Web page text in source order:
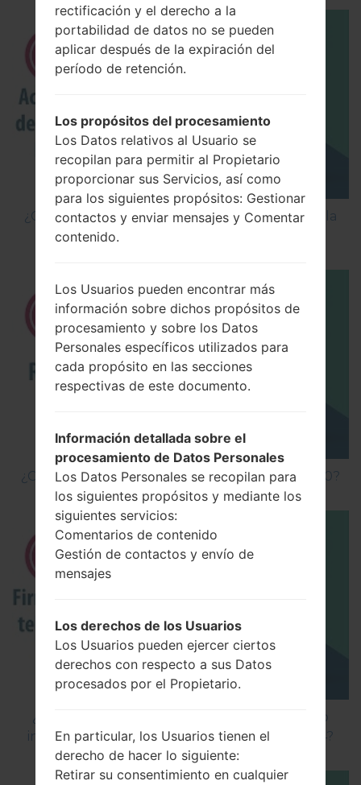
¿Cómo Activar las Opciones de Desarrollador y la
Depuración USB en LG?
¿Cómo hacer Reinicio Completo en LG F60 D390?
¿Cómo instalar Firmware Oficial en el teléfono
inteligente de LG mediante LG Flash Tool 2014?
rectificación y el derecho a la
portabilidad de datos no se pueden
aplicar después de la expiración del
período de retención.
Los propósitos del procesamiento
Los Datos relativos al Usuario se
recopilan para permitir al Propietario
proporcionar sus Servicios, así como
para los siguientes propósitos: Gestionar
contactos y enviar mensajes y Comentar
contenido.
Los Usuarios pueden encontrar más
información sobre dichos propósitos de
procesamiento y sobre los Datos
Personales específicos utilizados para
cada propósito en las secciones
respectivas de este documento.
Información detallada sobre el
procesamiento de Datos Personales
Los Datos Personales se recopilan para
los siguientes propósitos y mediante los
siguientes servicios:
Comentarios de contenido
Gestión de contactos y envío de
mensajes
Los derechos de los Usuarios
Los Usuarios pueden ejercer ciertos
derechos con respecto a sus Datos
procesados por el Propietario.
En particular, los Usuarios tienen el
derecho de hacer lo siguiente:
Retirar su consentimiento en cualquier